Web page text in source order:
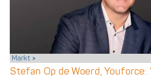
Markt
Stefan Op de Woerd, Youforce: